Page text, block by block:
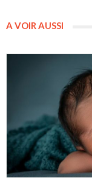
A VOIR AUSSI